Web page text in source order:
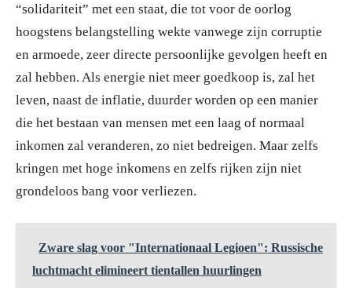
“solidariteit” met een staat, die tot voor de oorlog
hoogstens belangstelling wekte vanwege zijn corruptie
en armoede, zeer directe persoonlijke gevolgen heeft en
zal hebben. Als energie niet meer goedkoop is, zal het
leven, naast de inflatie, duurder worden op een manier
die het bestaan van mensen met een laag of normaal
inkomen zal veranderen, zo niet bedreigen. Maar zelfs
kringen met hoge inkomens en zelfs rijken zijn niet
grondeloos bang voor verliezen.
Zware slag voor "Internationaal Legioen": Russische
luchtmacht elimineert tientallen huurlingen